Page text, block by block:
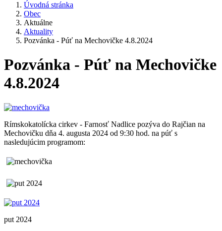
Úvodná stránka
Obec
Aktuálne
Aktuality
Pozvánka - Púť na Mechovičke 4.8.2024
Pozvánka - Púť na Mechovičke
4.8.2024
Rímskokatolícka cirkev - Farnosť Nadlice pozýva do Rajčian na
Mechovičku dňa 4. augusta 2024 od 9:30 hod. na púť s
nasledujúcim programom:
put 2024